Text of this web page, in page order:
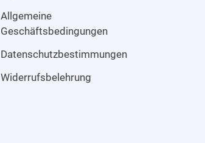
Allgemeine
Geschäftsbedingungen
Datenschutzbestimmungen
Widerrufsbelehrung